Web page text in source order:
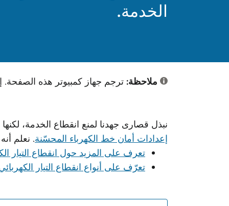
الخدمة.
ملاحظة: ترجم جهاز كمبيوتر هذه الصفحة.
نبذل قصارى جهدنا لمنع انقطاع الخدمة،
إعدادات أمان خط الكهرباء المحسّنة. نعلم
تعرف على المزيد حول انقطاع التيار
تعرّف على أنواع انقطاع التيار